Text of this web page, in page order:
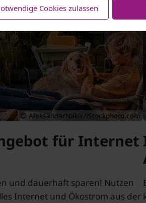
Cookies zulassen
AleksandarNakic/iStockphoto.com
für Internet
und dauerhaft sparen! Nutzen
Internet und Ökostrom aus der